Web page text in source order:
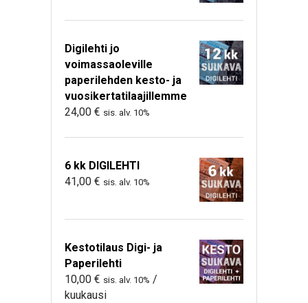
Digilehti jo
voimassaoleville
paperilehden kesto- ja
vuosikertatilaajillemme
24,00 € sis. alv. 10%
6 kk DIGILEHTI
41,00 € sis. alv. 10%
Kestotilaus Digi- ja
Paperilehti
10,00 € sis. alv. 10% /
kuukausi